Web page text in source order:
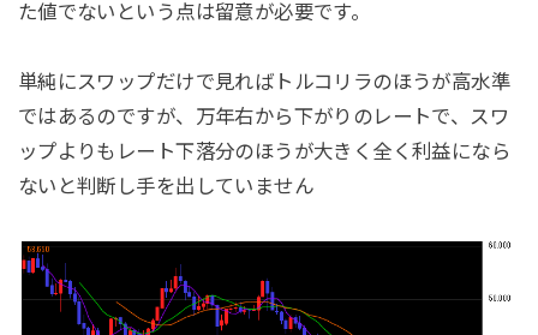
た値でないという点は留意が必要です。
単純にスワップだけで見ればトルコリラのほうが高水準
ではあるのですが、万年右から下がりのレートで、スワ
ップよりもレート下落分のほうが大きく全く利益になら
ないと判断し手を出していません